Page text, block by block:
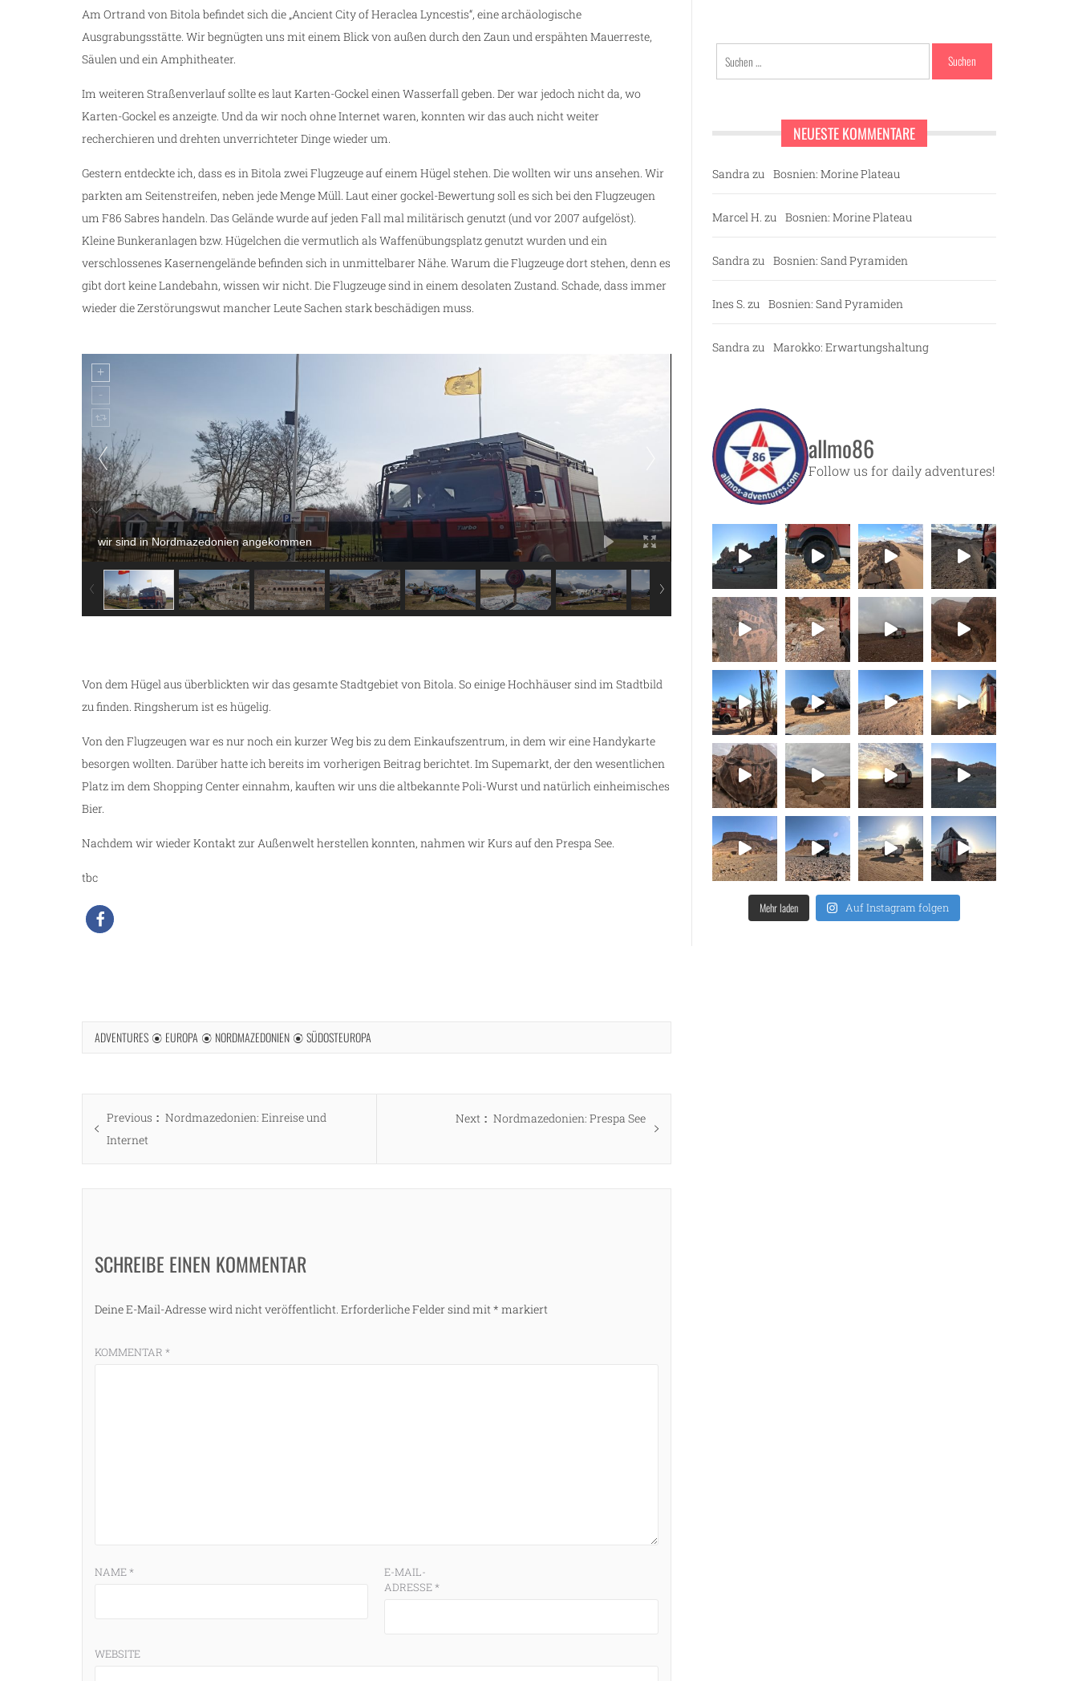
Am Ortrand von Bitola befindet sich die „Ancient City of Heraclea Lyncestis“, eine archäologische
Ausgrabungsstätte. Wir begnügten uns mit einem Blick von außen durch den Zaun und erspähten Mauerreste,
Säulen und ein Amphitheater.
Im weiteren Straßenverlauf sollte es laut Karten-Gockel einen Wasserfall geben. Der war jedoch nicht da, wo
Karten-Gockel es anzeigte. Und da wir noch ohne Internet waren, konnten wir das auch nicht weiter
recherchieren und drehten unverrichteter Dinge wieder um.
Gestern entdeckte ich, dass es in Bitola zwei Flugzeuge auf einem Hügel stehen. Die wollten wir uns ansehen. Wir
parkten am Seitenstreifen, neben jede Menge Müll. Laut einer gockel-Bewertung soll es sich bei den Flugzeugen
um F86 Sabres handeln. Das Gelände wurde auf jeden Fall mal militärisch genutzt (und vor 2007 aufgelöst).
Kleine Bunkeranlagen bzw. Hügelchen die vermutlich als Waffenübungsplatz genutzt wurden und ein
verschlossenes Kasernengelände befinden sich in unmittelbarer Nähe. Warum die Flugzeuge dort stehen, denn es
gibt dort keine Landebahn, wissen wir nicht. Die Flugzeuge sind in einem desolaten Zustand. Schade, dass immer
wieder die Zerstörungswut mancher Leute Sachen stark beschädigen muss.
wir sind in Nordmazedonien angekommen
Von dem Hügel aus überblickten wir das gesamte Stadtgebiet von Bitola. So einige Hochhäuser sind im Stadtbild
zu finden. Ringsherum ist es hügelig.
Von den Flugzeugen war es nur noch ein kurzer Weg bis zu dem Einkaufszentrum, in dem wir eine Handykarte
besorgen wollten. Darüber hatte ich bereits im vorherigen Beitrag berichtet. Im Supemarkt, der den wesentlichen
Platz im dem Shopping Center einnahm, kauften wir uns die altbekannte Poli-Wurst und natürlich einheimisches
Bier.
Nachdem wir wieder Kontakt zur Außenwelt herstellen konnten, nahmen wir Kurs auf den Prespa See.
tbc
ADVENTURES EUROPA NORDMAZEDONIEN SÜDOSTEUROPA
Beitragsnavigation
Previous
Previous
Nordmazedonien: Einreise und
Internet
Next
Next
Nordmazedonien: Prespa See
SCHREIBE EINEN KOMMENTAR
Deine E-Mail-Adresse wird nicht veröffentlicht. Erforderliche Felder sind mit* markiert
KOMMENTAR *
NAME*
E-MAIL-
ADRESSE*
WEBSITE
Suchen
nach:
NEUESTE KOMMENTARE
Sandra zu Bosnien: Morine Plateau
Marcel H. zu Bosnien: Morine Plateau
Sandra zu Bosnien: Sand Pyramiden
Ines S. zu Bosnien: Sand Pyramiden
Sandra zu Marokko: Erwartungshaltung
allmo86
Follow us for daily adventures!
Mehr laden Auf Instagram folgen